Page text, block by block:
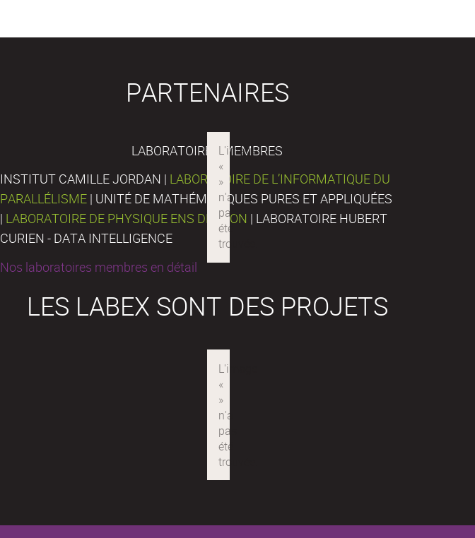
PARTENAIRES
LABORATOIRES MEMBRES
INSTITUT CAMILLE JORDAN | LABORATOIRE DE L’INFORMATIQUE DU
PARALLÉLISME | UNITÉ DE MATHÉMATIQUES PURES ET APPLIQUÉES
| LABORATOIRE DE PHYSIQUE ENS DE LYON | LABORATOIRE HUBERT
CURIEN - DATA INTELLIGENCE
Nos laboratoires membres en détail
LES LABEX SONT DES PROJETS